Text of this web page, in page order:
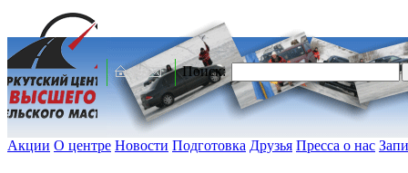
Поиск:
Акции О центре Новости Подготовка Друзья Пресса о нас